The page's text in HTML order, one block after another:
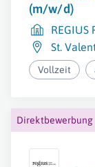
(m/w/d)
St.
Vollzeit
Direktbewerbung